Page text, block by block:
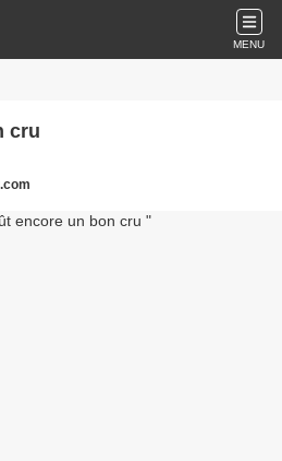
MENU
cru